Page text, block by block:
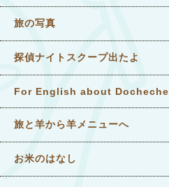
旅の写真
探偵ナイトスクープ出たよ
For English about Docheche
旅と羊から羊メニューへ
お米のはなし